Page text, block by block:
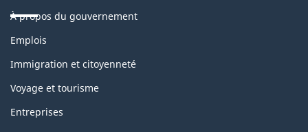
À propos du gouvernement
Thèmes
sujets
Emplois
Immigration et citoyenneté
Voyage et tourisme
Entreprises